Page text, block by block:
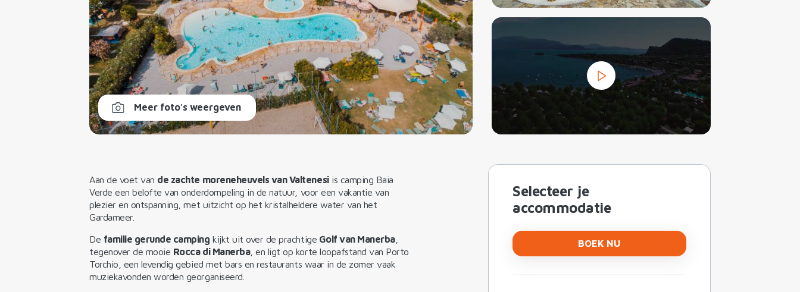
Meer foto's weergeven
Aan de voet van de zachte moreneheuvels van Valtenesiis camping Baia
Verde een belofte van onderdompeling in de natuur, voor een vakantie van
plezier en ontspanning, met uitzicht op het kristalheldere water van het
Gardameer.
De familie gerunde camping kijkt uit over de prachtige Golf van Manerba,
tegenover de mooie Rocca di Manerba, en ligt op korte loopafstand van Porto
Torchio, een levendig gebied met bars en restaurants waar in de zomer vaak
muziekavonden worden georganiseerd.
Selecteer je
accommodatie
BOEK NU